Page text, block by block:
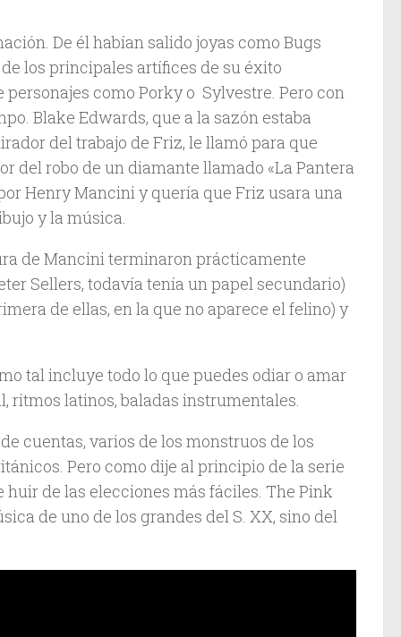
De él habían salido joyas como Bugs
los principales artífices de su éxito
como Porky o Sylvestre. Pero con
Blake Edwards, que a la sazón estaba
del trabajo de Friz, le llamó para que
del robo de un diamante llamado «La Pantera
Henry Mancini y quería que Friz usara una
y la música.
de Mancini terminaron prácticamente
Sellers, todavía tenía un papel secundario)
de ellas, en la que no aparece el felino) y
tal incluye todo lo que puedes odiar o amar
ritmos latinos, baladas instrumentales.
cuentas, varios de los monstruos de los
Pero como dije al principio de la serie
de las elecciones más fáciles. The Pink
de uno de los grandes del S. XX, sino del